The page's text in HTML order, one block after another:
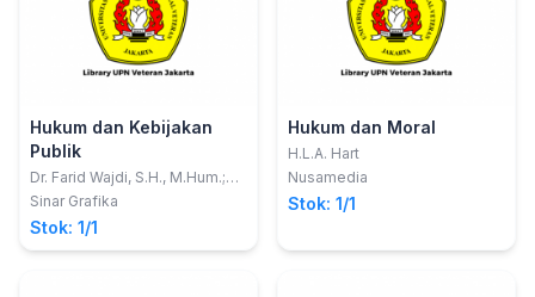
Hukum dan Kebijakan
Publik
Dr. Farid Wajdi, S.H., M.Hum.;
Andryan, S.H., M.H.
Sinar Grafika
Stok: 1/1
Hukum dan Moral
H.L.A. Hart
Nusamedia
Stok: 1/1